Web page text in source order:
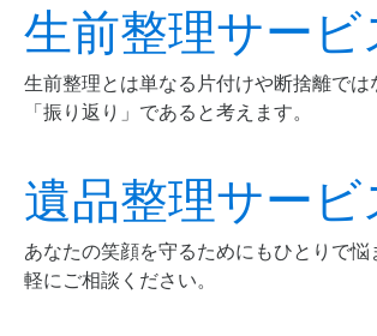
生前整理サービ
生前整理とは単なる片付けや断捨離では
「振り返り」であると考えます。
遺品整理サービ
あなたの笑顔を守るためにもひとりで
軽にご相談ください。